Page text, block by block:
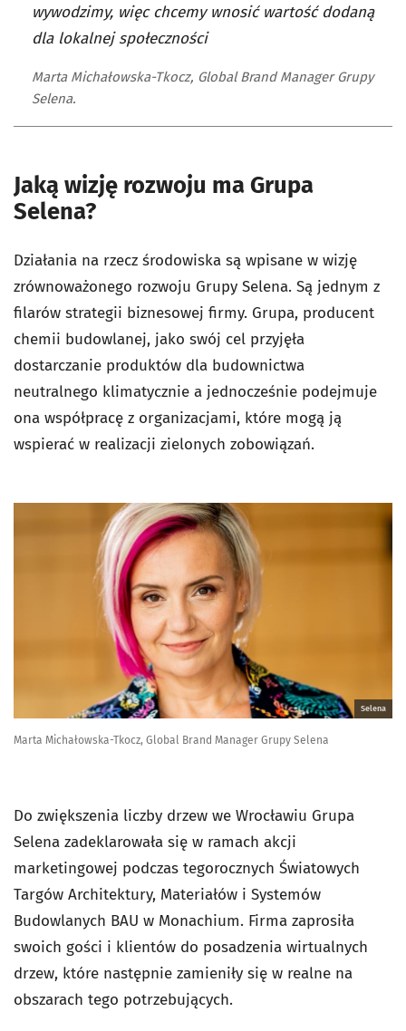
wywodzimy, więc chcemy wnosić wartość dodaną
dla lokalnej społeczności
Marta Michałowska-Tkocz, Global Brand Manager Grupy
Selena.
Jaką wizję rozwoju ma Grupa
Selena?
Działania na rzecz środowiska są wpisane w wizję
zrównoważonego rozwoju Grupy Selena. Są jednym z
filarów strategii biznesowej firmy. Grupa, producent
chemii budowlanej, jako swój cel przyjęła
dostarczanie produktów dla budownictwa
neutralnego klimatycznie a jednocześnie podejmuje
ona współpracę z organizacjami, które mogą ją
wspierać w realizacji zielonych zobowiązań.
Selena
Marta Michałowska-Tkocz, Global Brand Manager Grupy Selena
Do zwiększenia liczby drzew we Wrocławiu Grupa
Selena zadeklarowała się w ramach akcji
marketingowej podczas tegorocznych Światowych
Targów Architektury, Materiałów i Systemów
Budowlanych BAU w Monachium. Firma zaprosiła
swoich gości i klientów do posadzenia wirtualnych
drzew, które następnie zamieniły się w realne na
obszarach tego potrzebujących.